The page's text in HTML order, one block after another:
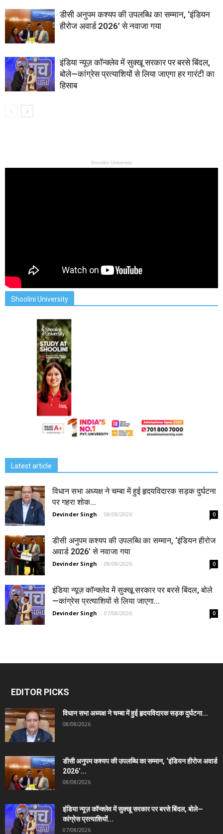
डीसी अनुपम कश्यप की उपलब्धि का सम्मान, ‘इंडियन
हीरोज अवार्ड 2026’ से नवाजा गया
इंडिया न्यूज़ कॉन्क्लेव में सुक्खू सरकार पर बरसे बिंदल,
बोले—कांग्रेस प्रत्याशियों से लिया जाएगा हर गारंटी का
हिसाब
Shoolini University
Shoolini University
Latest article
विधान सभा अध्यक्ष ने चम्बा में हुई हृदयविदारक सड़क दुर्घटना
पर गहरा शोक...
Devinder Singh - 08/08/2026 0
डीसी अनुपम कश्यप की उपलब्धि का सम्मान, ‘इंडियन हीरोज
अवार्ड 2026’ से नवाजा गया
Devinder Singh - 08/08/2026 0
इंडिया न्यूज़ कॉन्क्लेव में सुक्खू सरकार पर बरसे बिंदल, बोले
—कांग्रेस प्रत्याशियों से लिया जाएगा...
Devinder Singh - 07/08/2026 0
EDITOR PICKS
विधान सभा अध्यक्ष ने चम्बा में हुई हृदयविदारक सड़क दुर्घटना...
08/08/2026
डीसी अनुपम कश्यप की उपलब्धि का सम्मान, ‘इंडियन हीरोज अवार्ड
2026’...
08/08/2026
इंडिया न्यूज़ कॉन्क्लेव में सुक्खू सरकार पर बरसे बिंदल, बोले—
कांग्रेस प्रत्याशियों...
07/08/2026